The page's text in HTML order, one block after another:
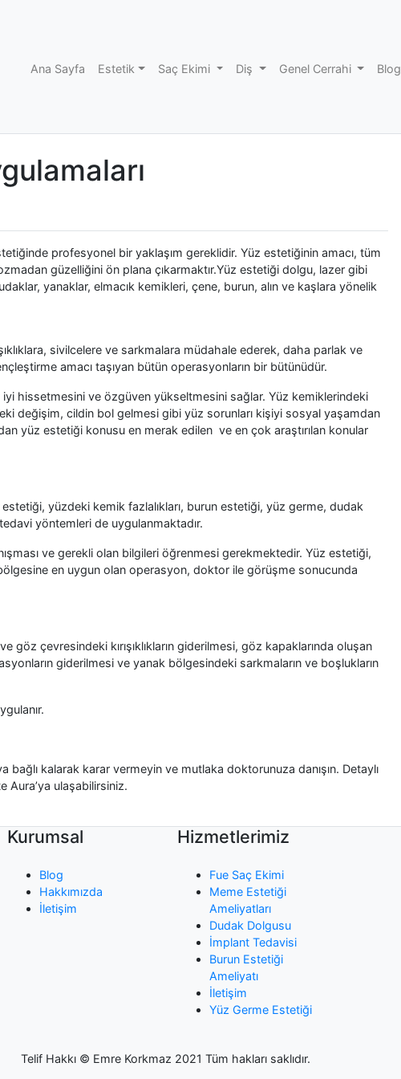
Ana Sayfa Estetik Saç Ekimi Diş Genel Cerrahi Blog
profesyonel bir yaklaşım gereklidir. Yüz estetiğinin amacı, tüm
güzelliğini ön plana çıkarmaktır.Yüz estetiği dolgu, lazer gibi
yanaklar, elmacık kemikleri, çene, burun, alın ve kaşlara yönelik
sivilcelere ve sarkmalara müdahale ederek, daha parlak ve
amacı taşıyan bütün operasyonların bir bütünüdür.
hissetmesini ve özgüven yükseltmesini sağlar. Yüz kemiklerindeki
değişim, cildin bol gelmesi gibi yüz sorunları kişiyi sosyal yaşamdan
yüz estetiği konusu en merak edilen ve en çok araştırılan konular
estetiği, yüzdeki kemik fazlalıkları, burun estetiği, yüz germe, dudak
yöntemleri de uygulanmaktadır.
ve gerekli olan bilgileri öğrenmesi gerekmektedir. Yüz estetiği,
en uygun olan operasyon, doktor ile görüşme sonucunda
çevresindeki kırışıklıkların giderilmesi, göz kapaklarında oluşan
giderilmesi ve yanak bölgesindeki sarkmaların ve boşlukların
bağlı kalarak karar vermeyin ve mutlaka doktorunuza danışın. Detaylı
Aura’ya ulaşabilirsiniz.
Kurumsal
Blog
Hakkımızda
İletişim
Hizmetlerimiz
Fue Saç Ekimi
Meme Estetiği
Ameliyatları
Dudak Dolgusu
İmplant Tedavisi
Burun Estetiği
Ameliyatı
İletişim
Yüz Germe Estetiği
Telif Hakkı © Emre Korkmaz 2021 Tüm hakları saklıdır.